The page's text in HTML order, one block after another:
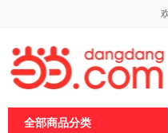
全部商品分类